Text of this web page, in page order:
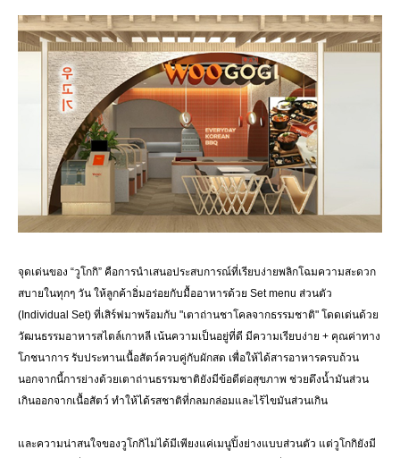
จุดเด่นของ “วูโกกิ” คือการนำเสนอประสบการณ์ที่เรียบง่ายพลิกโฉมความสะดวก
สบายในทุกๆ วัน ให้ลูกค้าอิ่มอร่อยกับมื้ออาหารด้วย Set menu ส่วนตัว
(Individual Set) ที่เสิร์ฟมาพร้อมกับ "เตาถ่านชาโคลจากธรรมชาติ" โดดเด่นด้วย
วัฒนธรรมอาหารสไตล์เกาหลี เน้นความเป็นอยู่ที่ดี มีความเรียบง่าย + คุณค่าทาง
โภชนาการ รับประทานเนื้อสัตว์ควบคู่กับผักสด เพื่อให้ได้สารอาหารครบถ้วน
นอกจากนี้การย่างด้วยเตาถ่านธรรมชาติยังมีข้อดีต่อสุขภาพ ช่วยดึงน้ำมันส่วน
เกินออกจากเนื้อสัตว์ ทำให้ได้รสชาติที่กลมกล่อมและไร้ไขมันส่วนเกิน
และความน่าสนใจของวูโกกิไม่ได้มีเพียงแค่เมนูปิ้งย่างแบบส่วนตัว แต่วูโกกิยังมี